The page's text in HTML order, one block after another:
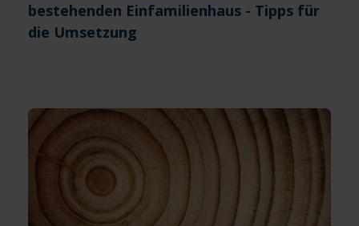
bestehenden Einfamilienhaus - Tipps für
die Umsetzung